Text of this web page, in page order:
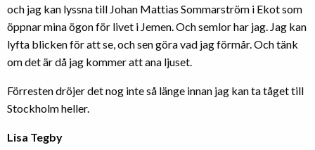
och jag kan lyssna till Johan Mattias Sommarström i Ekot som
öppnar mina ögon för livet i Jemen. Och semlor har jag. Jag kan
lyfta blicken för att se, och sen göra vad jag förmår. Och tänk
om det är då jag kommer att ana ljuset.
Förresten dröjer det nog inte så länge innan jag kan ta tåget till
Stockholm heller.
Lisa Tegby